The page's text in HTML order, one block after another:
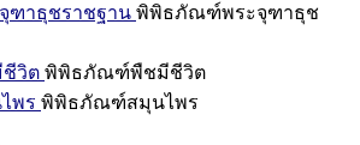
าธุชราชฐาน พิพิธภัณฑ์พระจุฑาธุช
วิต พิพิธภัณฑ์พืชมีชีวิต
พร พิพิธภัณฑ์สมุนไพร